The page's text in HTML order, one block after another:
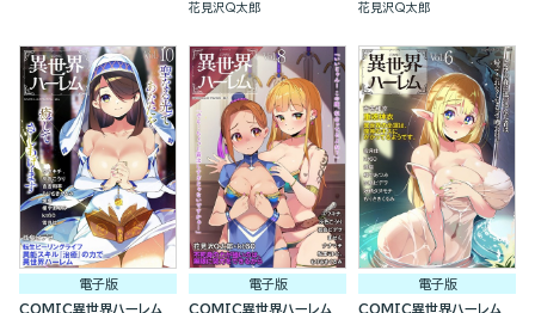
花見沢Q太郎
花見沢Q太郎
電子版
COMIC異世界ハーレム
電子版
COMIC異世界ハーレム
電子版
COMIC異世界ハーレム